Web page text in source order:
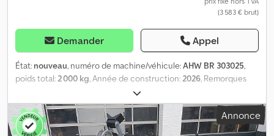
(3 583 € brut)
Demander Appel
État: nouveau, numéro de machine/véhicule:AHW BR 303025,
poids total: 2 000 kg , Année de construction: 2026 , Remorques
AnhängerWirtz : découvrez notre offre en ligne et achetez dès
maintenant ! Remorques pour bateaux de la marque Brenderup.
Remorque pour bateaux 2000 kg Premium 242000B SR, pour
bateaux jusqu'à 24 pieds (650 cm de longueur), 2000 kg de masse
Annonce